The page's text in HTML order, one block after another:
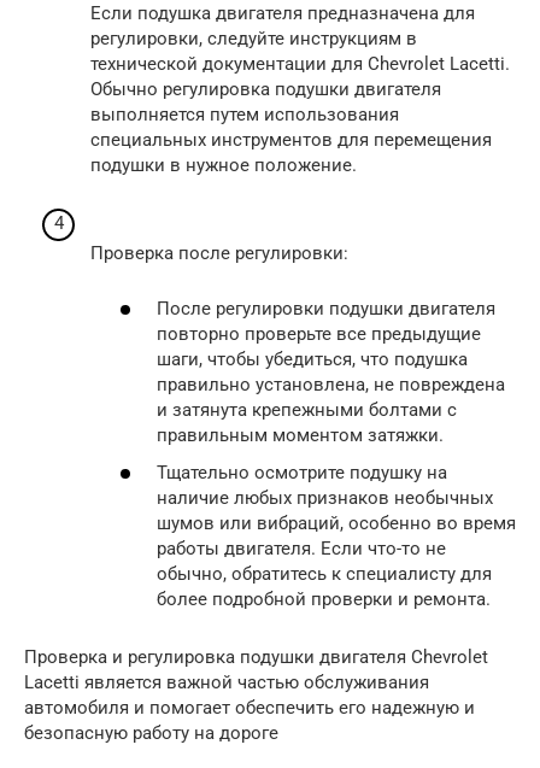
Если подушка двигателя предназначена для
регулировки, следуйте инструкциям в
технической документации для Chevrolet Lacetti.
Обычно регулировка подушки двигателя
выполняется путем использования
специальных инструментов для перемещения
подушки в нужное положение.
Проверка после регулировки:
После регулировки подушки двигателя
повторно проверьте все предыдущие
шаги, чтобы убедиться, что подушка
правильно установлена, не повреждена
и затянута крепежными болтами с
правильным моментом затяжки.
Тщательно осмотрите подушку на
наличие любых признаков необычных
шумов или вибраций, особенно во время
работы двигателя. Если что-то не
обычно, обратитесь к специалисту для
более подробной проверки и ремонта.
Проверка и регулировка подушки двигателя Chevrolet
Lacetti является важной частью обслуживания
автомобиля и помогает обеспечить его надежную и
безопасную работу на дороге